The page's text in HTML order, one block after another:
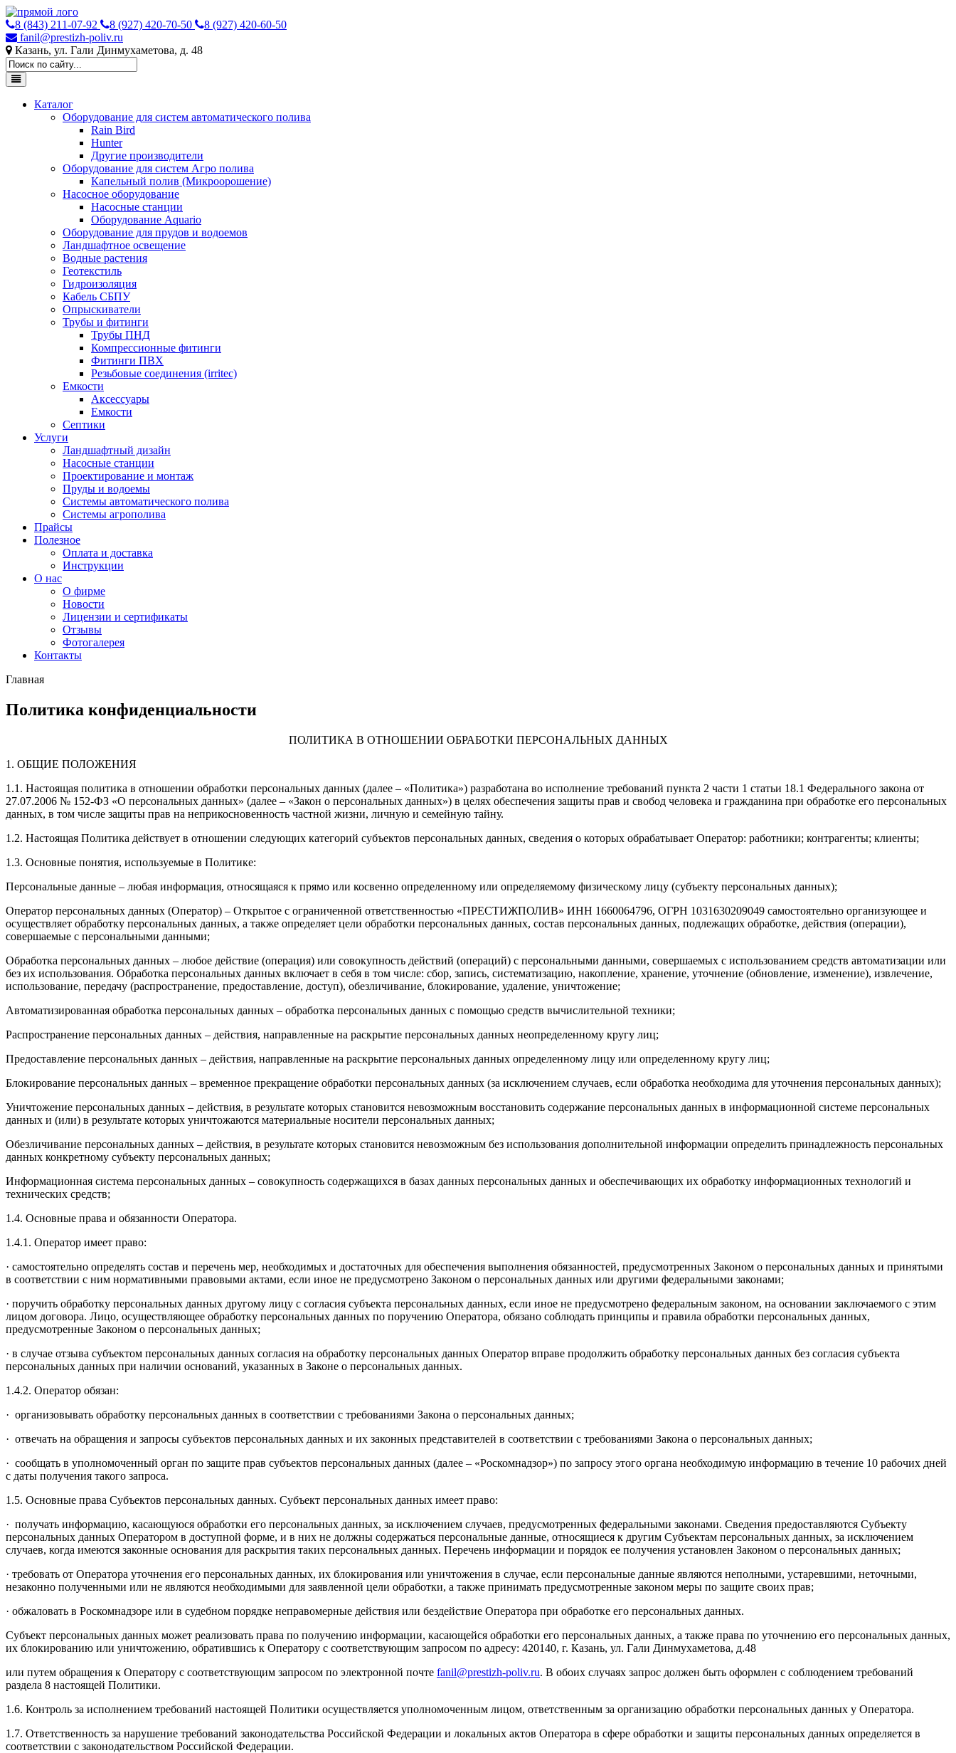
8 (843) 211-07-92 8 (927) 420-70-50
8 (927) 420-60-50
fanil@prestizh-poliv.ru
Казань, ул. Гали Динмухаметова, д. 48
Каталог
Оборудование для систем автоматического полива
Rain Bird
Hunter
Другие производители
Оборудование для систем Агро полива
Капельный полив (Микроорошение)
Насосное оборудование
Насосные станции
Оборудование Aquario
Оборудование для прудов и водоемов
Ландшафтное освещение
Водные растения
Геотекстиль
Гидроизоляция
Кабель СБПУ
Опрыскиватели
Трубы и фитинги
Трубы ПНД
Компрессионные фитинги
Фитинги ПВХ
Резьбовые соединения (irritec)
Емкости
Аксессуары
Емкости
Септики
Услуги
Ландшафтный дизайн
Насосные станции
Проектирование и монтаж
Пруды и водоемы
Системы автоматического полива
Системы агрополива
Прайсы
Полезное
Оплата и доставка
Инструкции
О нас
О фирме
Новости
Лицензии и сертификаты
Отзывы
Фотогалерея
Контакты
Главная
Политика конфиденциальности
ПОЛИТИКА В ОТНОШЕНИИ ОБРАБОТКИ ПЕРСОНАЛЬНЫХ ДАННЫХ
1. ОБЩИЕ ПОЛОЖЕНИЯ
1.1. Настоящая политика в отношении обработки персональных данных (далее – «Политика») разработана во исполнение требований пункта 2 части 1 статьи 18.1 Федерального закона от
27.07.2006 № 152-ФЗ «О персональных данных» (далее – «Закон о персональных данных») в целях обеспечения защиты прав и свобод человека и гражданина при обработке его персональных
данных, в том числе защиты прав на неприкосновенность частной жизни, личную и семейную тайну.
1.2. Настоящая Политика действует в отношении следующих категорий субъектов персональных данных, сведения о которых обрабатывает Оператор: работники; контрагенты; клиенты;
1.3. Основные понятия, используемые в Политике:
Персональные данные – любая информация, относящаяся к прямо или косвенно определенному или определяемому физическому лицу (субъекту персональных данных);
Оператор персональных данных (Оператор) – Открытое с ограниченной ответственностью «ПРЕСТИЖПОЛИВ» ИНН 1660064796, ОГРН 1031630209049 самостоятельно организующее и
осуществляет обработку персональных данных, а также определяет цели обработки персональных данных, состав персональных данных, подлежащих обработке, действия (операции),
совершаемые с персональными данными;
Обработка персональных данных – любое действие (операция) или совокупность действий (операций) с персональными данными, совершаемых с использованием средств автоматизации или
без их использования. Обработка персональных данных включает в себя в том числе: сбор, запись, систематизацию, накопление, хранение, уточнение (обновление, изменение), извлечение,
использование, передачу (распространение, предоставление, доступ), обезличивание, блокирование, удаление, уничтожение;
Автоматизированная обработка персональных данных – обработка персональных данных с помощью средств вычислительной техники;
Распространение персональных данных – действия, направленные на раскрытие персональных данных неопределенному кругу лиц;
Предоставление персональных данных – действия, направленные на раскрытие персональных данных определенному лицу или определенному кругу лиц;
Блокирование персональных данных – временное прекращение обработки персональных данных (за исключением случаев, если обработка необходима для уточнения персональных данных);
Уничтожение персональных данных – действия, в результате которых становится невозможным восстановить содержание персональных данных в информационной системе персональных
данных и (или) в результате которых уничтожаются материальные носители персональных данных;
Обезличивание персональных данных – действия, в результате которых становится невозможным без использования дополнительной информации определить принадлежность персональных
данных конкретному субъекту персональных данных;
Информационная система персональных данных – совокупность содержащихся в базах данных персональных данных и обеспечивающих их обработку информационных технологий и
технических средств;
1.4. Основные права и обязанности Оператора.
1.4.1. Оператор имеет право:
· самостоятельно определять состав и перечень мер, необходимых и достаточных для обеспечения выполнения обязанностей, предусмотренных Законом о персональных данных и принятыми
в соответствии с ним нормативными правовыми актами, если иное не предусмотрено Законом о персональных данных или другими федеральными законами;
· поручить обработку персональных данных другому лицу с согласия субъекта персональных данных, если иное не предусмотрено федеральным законом, на основании заключаемого с этим
лицом договора. Лицо, осуществляющее обработку персональных данных по поручению Оператора, обязано соблюдать принципы и правила обработки персональных данных,
предусмотренные Законом о персональных данных;
· в случае отзыва субъектом персональных данных согласия на обработку персональных данных Оператор вправе продолжить обработку персональных данных без согласия субъекта
персональных данных при наличии оснований, указанных в Законе о персональных данных.
1.4.2. Оператор обязан:
· организовывать обработку персональных данных в соответствии с требованиями Закона о персональных данных;
· отвечать на обращения и запросы субъектов персональных данных и их законных представителей в соответствии с требованиями Закона о персональных данных;
· сообщать в уполномоченный орган по защите прав субъектов персональных данных (далее – «Роскомнадзор») по запросу этого органа необходимую информацию в течение 10 рабочих дней
с даты получения такого запроса.
1.5. Основные права Субъектов персональных данных. Субъект персональных данных имеет право:
· получать информацию, касающуюся обработки его персональных данных, за исключением случаев, предусмотренных федеральными законами. Сведения предоставляются Субъекту
персональных данных Оператором в доступной форме, и в них не должны содержаться персональные данные, относящиеся к другим Субъектам персональных данных, за исключением
случаев, когда имеются законные основания для раскрытия таких персональных данных. Перечень информации и порядок ее получения установлен Законом о персональных данных;
· требовать от Оператора уточнения его персональных данных, их блокирования или уничтожения в случае, если персональные данные являются неполными, устаревшими, неточными,
незаконно полученными или не являются необходимыми для заявленной цели обработки, а также принимать предусмотренные законом меры по защите своих прав;
· обжаловать в Роскомнадзоре или в судебном порядке неправомерные действия или бездействие Оператора при обработке его персональных данных.
Субъект персональных данных может реализовать права по получению информации, касающейся обработки его персональных данных, а также права по уточнению его персональных данных,
их блокированию или уничтожению, обратившись к Оператору с соответствующим запросом по адресу: 420140, г. Казань, ул. Гали Динмухаметова, д.48
или путем обращения к Оператору с соответствующим запросом по электронной почте fanil@prestizh-poliv.ru. В обоих случаях запрос должен быть оформлен с соблюдением требований
раздела 8 настоящей Политики.
1.6. Контроль за исполнением требований настоящей Политики осуществляется уполномоченным лицом, ответственным за организацию обработки персональных данных у Оператора.
1.7. Ответственность за нарушение требований законодательства Российской Федерации и локальных актов Оператора в сфере обработки и защиты персональных данных определяется в
соответствии с законодательством Российской Федерации.